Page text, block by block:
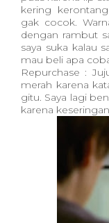
kering
gak cocok.
dengan rambut
saya suka kalau
mau beli apa
Repurchase :
merah karena
gitu. Saya lagi
karena